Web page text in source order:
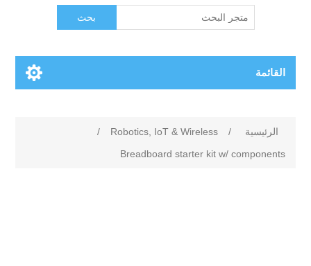
بحث
القائمة
الرئيسية /
Robotics, IoT & Wireless
/
Breadboard starter kit w/ components